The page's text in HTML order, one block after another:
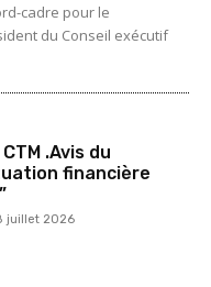
cadre pour le
du Conseil exécutif
.Avis du
financière
juillet 2026